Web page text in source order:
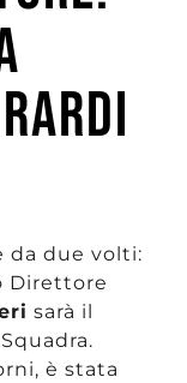
da due volti:
Direttore
sarà il
è stata